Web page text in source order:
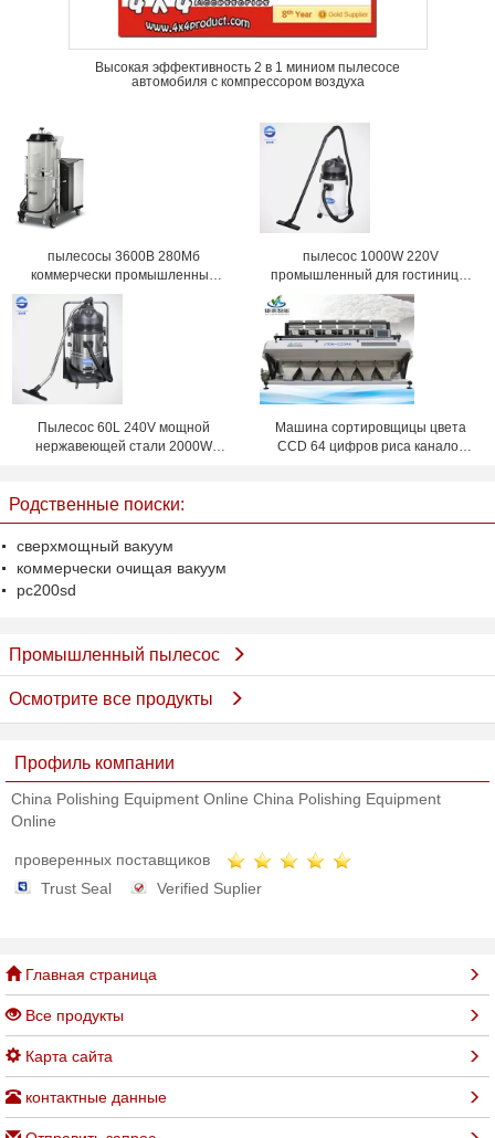
Высокая эффективность 2 в 1 миниом пылесосе
автомобиля с компрессором воздуха
пылесосы 3600В 280Мб
коммерчески промышленные
влажные сухие Хепа с мотором 3
пылесос 1000W 220V
промышленный для гостиницы/
офиса/мастерской, 30L
Пылесос 60L 240V мощной
нержавеющей стали 2000W
Машина сортировщицы цвета
CCD 64 цифров риса каналов
Родственные поиски:
сверхмощный вакуум
коммерчески очищая вакуум
pc200sd
Промышленный пылесос
Осмотрите все продукты
Профиль компании
China Polishing Equipment Online China Polishing Equipment
Online
проверенных поставщиков
Trust Seal
Verified Suplier
Главная страница
Все продукты
Карта сайта
контактные данные